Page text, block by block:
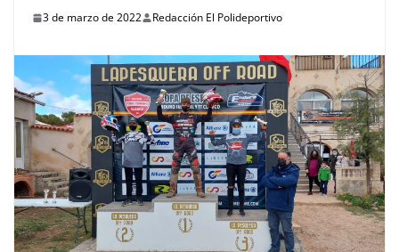
3 de marzo de 2022 Redacción El Polideportivo